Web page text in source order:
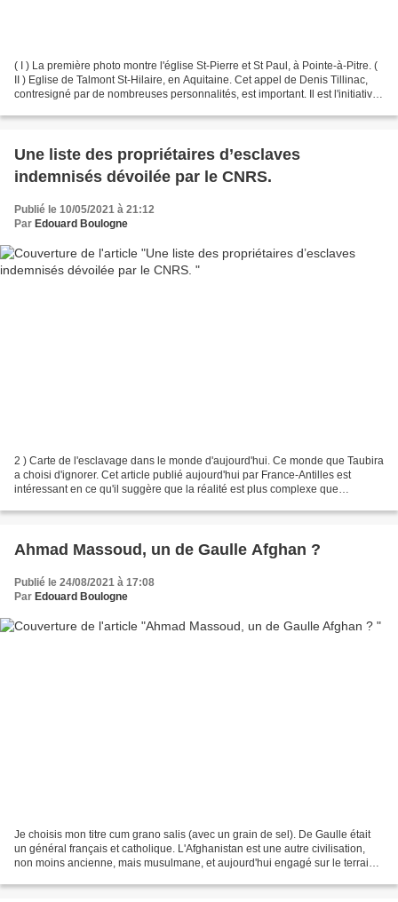
( I ) La première photo montre l'église St-Pierre et St Paul, à Pointe-à-Pitre. (
II ) Eglise de Talmont St-Hilaire, en Aquitaine. Cet appel de Denis Tillinac,
contresigné par de nombreuses personnalités, est important. Il est l'initiative
Une liste des propriétaires d’esclaves
indemnisés dévoilée par le CNRS.
Publié le 10/05/2021 à 21:12
Par Edouard Boulogne
2 ) Carte de l'esclavage dans le monde d'aujourd'hui. Ce monde que Taubira
a choisi d'ignorer. Cet article publié aujourd'hui par France-Antilles est
intéressant en ce qu'il suggère que la réalité est plus complexe que
Ahmad Massoud, un de Gaulle Afghan ?
Publié le 24/08/2021 à 17:08
Par Edouard Boulogne
Je choisis mon titre cum grano salis (avec un grain de sel). De Gaulle était
un général français et catholique. L'Afghanistan est une autre civilisation,
non moins ancienne, mais musulmane, et aujourd'hui engagé sur le terrain